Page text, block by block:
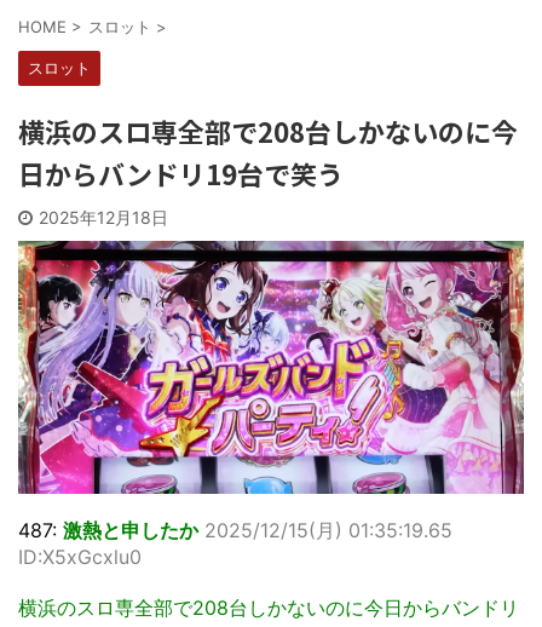
HOME > スロット >
スロット
横浜のスロ専全部で208台しかないのに今
日からバンドリ19台で笑う
2025年12月18日
487: 激熱と申したか 2025/12/15(月) 01:35:19.65
ID:X5xGcxlu0
横浜のスロ専全部で208台しかないのに今日からバンドリ